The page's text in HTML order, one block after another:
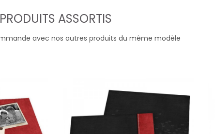
PRODUITS ASSORTIS
avec nos autres produits du même modèle